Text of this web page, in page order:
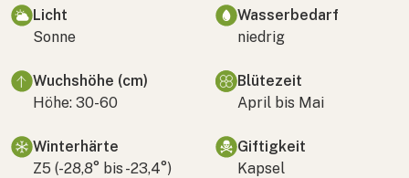
Licht
Sonne
Wasserbedarf
niedrig
Wuchshöhe (cm)
Höhe: 30-60
Blütezeit
April bis Mai
Winterhärte
Z5 (-28,8° bis -23,4°)
Giftigkeit
Kapsel